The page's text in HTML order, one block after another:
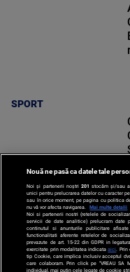
SPORT
SPORT
Nouă ne pasă ca datele tale
Noi și partenerii noștri 201 stocăm și/sau
unici pentru prelucrarea datelor cu caracter
sau în orice moment, pe pagina cu politica
nu vă vor afecta navigarea.
Mai multe detalii
Noi si partenerii nostri (retelele de
servicii de date analitice) prelucram date
continutul si anunturile publicitare
functionalitati aferente retelelor de
prevazute de art. 15-22 din GDPR in
exercitate prin modalitatea indicataaici .
tip Cookie, care implica inclusiv acceptul
care colaboram. Prin click pe “VREAU SA
individual, mai putin cele legate de cookie